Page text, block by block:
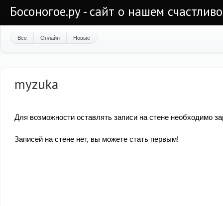
Босоногое.ру - сайт о нашем
Все Онлайн Новые
myzuka
Для возможности оставлять записи на стене необходимо
Записей на стене нет, вы можете стать первым!